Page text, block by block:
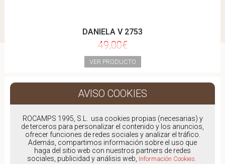
DANIELA V 2753
49,00€
VER PRODUCTO
ROCAMPS 1995, S.L. usa cookies propias (necesarias) y
de terceros para personalizar el contenido y los anuncios,
ofrecer funciones de redes sociales y analizar el tráfico.
Además, compartimos información sobre el uso que
haga del sitio web con nuestros partners de redes
sociales, publicidad y análisis web, Información Cookies.